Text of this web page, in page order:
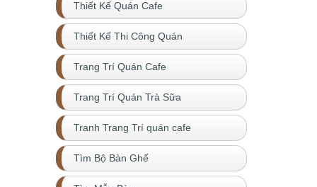
Thiết Kế Quán Cafe
Thiết Kế Thi Công Quán
Trang Trí Quán Cafe
Trang Trí Quán Trà Sữa
Tranh Trang Trí quán cafe
Tìm Bộ Bàn Ghế